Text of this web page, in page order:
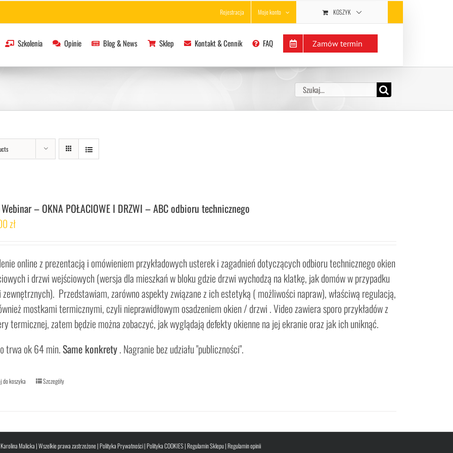
Rejestracja Moje konto KOSZYK
Szkolenia Opinie Blog & News Sklep Kontakt & Cennik FAQ Zamów termin
Szukaj
– OKNA POŁACIOWE I DRZWI – ABC odbioru technicznego
zł
online z prezentacją i omówieniem przykładowych usterek i zagadnień dotyczących odbioru technicznego okien
i drzwi wejściowych (wersja dla mieszkań w bloku gdzie drzwi wychodzą na klatkę, jak domów w przypadku
zewnętrznych). Przedstawiam, zarówno aspekty związane z ich estetyką ( możliwości napraw), właściwą regulacją,
mostkami termicznymi, czyli nieprawidłowym osadzeniem okien / drzwi . Video zawiera sporo przykładów z
termicznej, zatem będzie można zobaczyć, jak wyglądają defekty okienne na jej ekranie oraz jak ich uniknąć.
trwa ok 64 min.Same konkrety. Nagranie bez udziału "publiczności".
do koszyka Szczegóły
Malicka | Wszelkie prawa zastrzeżone |Polityka Prywatności|Polityka COOKIES |Regulamin Sklepu|Regulamin opinii